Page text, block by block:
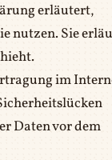
erläutert,
nutzen. Sie
im
Daten vor dem